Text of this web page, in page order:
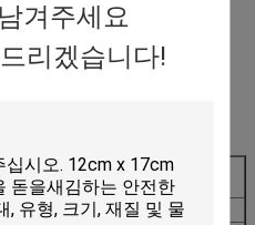
겨주세요
리겠습니다!
묘사를 받기 후에 제안될 것입니다
장을 위한 다시 밀봉 할 수있는 명확한
필요조건으로)